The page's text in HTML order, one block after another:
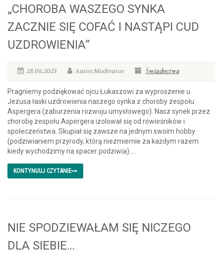
„CHOROBA WASZEGO SYNKA
ZACZNIE SIĘ COFAĆ I NASTĄPI CUD
UZDROWIENIA”
28.06.2023 Autor:Moderator Świadectwa
Pragniemy podziękować ojcu Łukaszowi za wyproszenie u
Jezusa łaski uzdrowienia naszego synka z choroby zespołu
Aspergera (zaburzenia rozwoju umysłowego). Nasz synek przez
chorobę zespołu Aspergera izolował się od rówieśników i
społeczeństwa. Skupiał się zawsze na jednym swoim hobby
(podziwianiem przyrody, którą niezmiernie za każdym razem
kiedy wychodzimy na spacer podziwia)....
KONTYNUUJ CZYTANIE
NIE SPODZIEWAŁAM SIĘ NICZEGO
DLA SIEBIE…